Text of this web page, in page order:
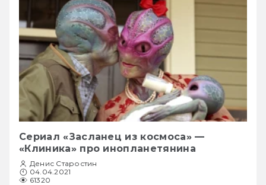
Сериал «Засланец из космоса» —
«Клиника» про инопланетянина
Денис Старостин
04.04.2021
61320